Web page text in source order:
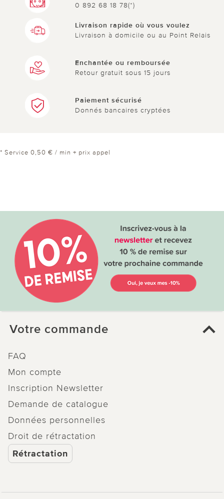
0 892 68 18 78(*)
Livraison rapide où vous voulez
Livraison à domicile ou au Point Relais
Enchantée ou remboursée
Retour gratuit sous 15 jours
Paiement sécurisé
Donnés bancaires cryptées
* Service 0,50 € / min + prix appel
Votre commande
FAQ
Mon compte
Inscription Newsletter
Demande de catalogue
Données personnelles
Droit de rétractation
Rétractation